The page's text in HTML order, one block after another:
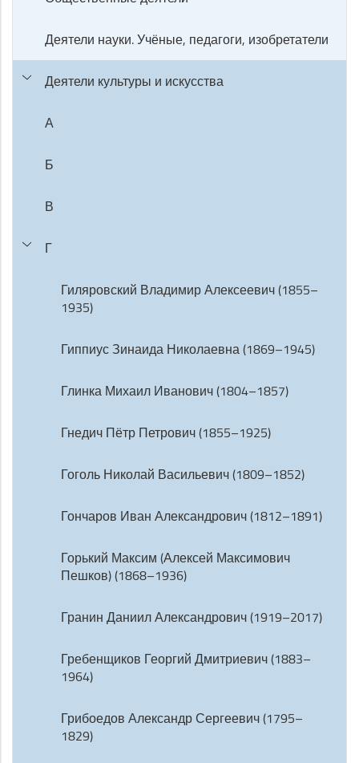
Деятели науки. Учёные, педагоги, изобретатели
Деятели культуры и искусства
А
Б
В
Г
Гиляровский Владимир Алексеевич (1855–
1935)
Гиппиус Зинаида Николаевна (1869–1945)
Глинка Михаил Иванович (1804–1857)
Гнедич Пётр Петрович (1855–1925)
Гоголь Николай Васильевич (1809–1852)
Гончаров Иван Александрович (1812–1891)
Горький Максим (Алексей Максимович
Пешков) (1868–1936)
Гранин Даниил Александрович (1919–2017)
Гребенщиков Георгий Дмитриевич (1883–
1964)
Грибоедов Александр Сергеевич (1795–
1829)